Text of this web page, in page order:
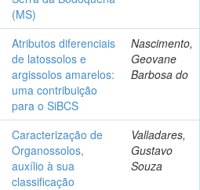
(MS)
Atributos diferenciais
de latossolos e
argissolos amarelos:
uma contribuição
para o SiBCS
Nascimento,
Geovane
Barbosa do
Caracterização de
Organossolos,
auxílio à sua
classificação
Valladares,
Gustavo
Souza